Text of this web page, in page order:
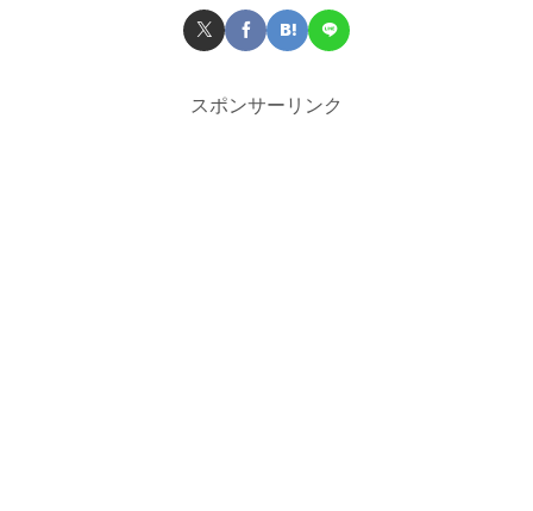
スポンサーリンク